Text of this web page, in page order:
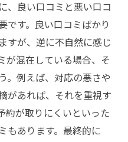
、良い口コミと悪い口コ
です。良い口コミばかり
すが、逆に不自然に感じ
が混在している場合、そ
。例えば、対応の悪さや
があれば、それを重視す
約が取りにくいといった
もあります。最終的に